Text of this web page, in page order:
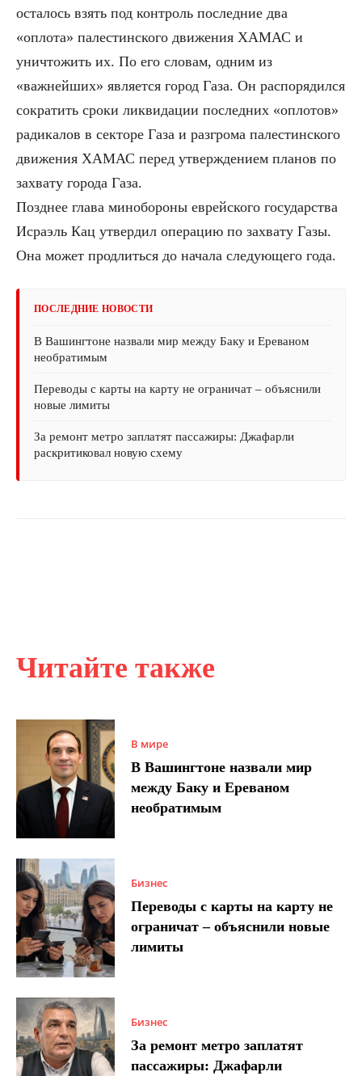
Читайте также
В мире
В Вашингтоне назвали мир
между Баку и Ереваном
необратимым
Бизнес
Переводы с карты на карту не
ограничат – объяснили новые
лимиты
Бизнес
За ремонт метро заплатят
пассажиры: Джафарли
осталось взять под контроль последние два
«оплота» палестинского движения ХАМАС и
уничтожить их. По его словам, одним из
«важнейших» является город Газа. Он распорядился
сократить сроки ликвидации последних «оплотов»
радикалов в секторе Газа и разгрома палестинского
движения ХАМАС перед утверждением планов по
захвату города Газа.
Позднее глава минобороны еврейского государства
Исраэль Кац утвердил операцию по захвату Газы.
Она может продлиться до начала следующего года.
ПОСЛЕДНИЕ НОВОСТИ
В Вашингтоне назвали мир между Баку и Ереваном
необратимым
Переводы с карты на карту не ограничат – объяснили
новые лимиты
За ремонт метро заплатят пассажиры: Джафарли
раскритиковал новую схему